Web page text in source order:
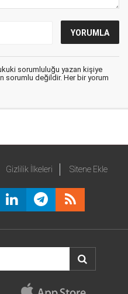
sorumluluğu yazan kişiye
sorumlu değildir. Her bir yorum
Gizlilik İlkeleri Sitene Ekle